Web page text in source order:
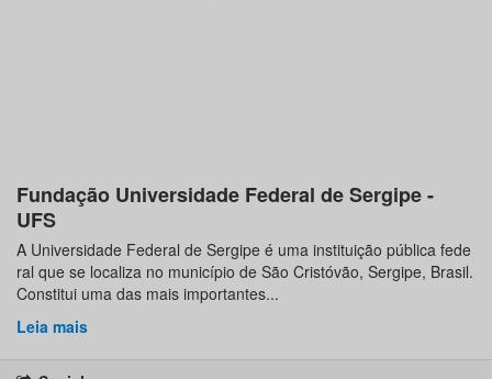
Fundação Universidade Federal de Sergipe -
UFS
A Universidade Federal de Sergipe é uma instituição pública fede
ral que se localiza no município de São Cristóvão, Sergipe, Brasil.
Constitui uma das mais importantes...
Leia mais